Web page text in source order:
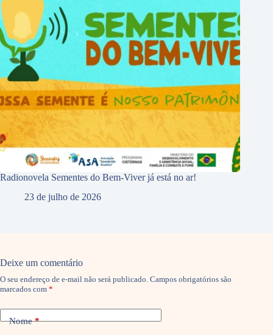
Radionovela Sementes do Bem-Viver já está no ar!
23 de julho de 2026
Deixe um comentário
O seu endereço de e-mail não será publicado. Campos obrigatórios são
marcados com *
Nome*